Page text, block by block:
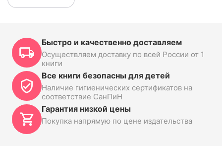
Быстро и качественно доставляем
Осуществляем доставку по всей России от 1
книги
Все книги безопасны для детей
Наличие гигиенических сертификатов на
соответствие СанПиН
Гарантия низкой цены
Покупка напрямую по цене издательства